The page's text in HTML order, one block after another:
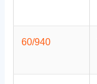
60/940